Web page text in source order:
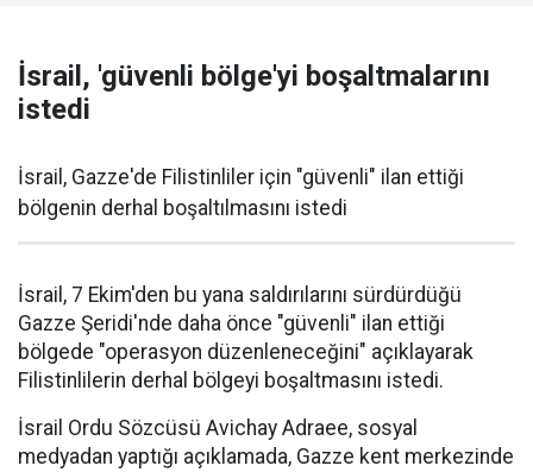
İsrail, 'güvenli bölge'yi boşaltmalarını
istedi
İsrail, Gazze'de Filistinliler için "güvenli" ilan ettiği
bölgenin derhal boşaltılmasını istedi
İsrail, 7 Ekim'den bu yana saldırılarını sürdürdüğü
Gazze Şeridi'nde daha önce "güvenli" ilan ettiği
bölgede "operasyon düzenleneceğini" açıklayarak
Filistinlilerin derhal bölgeyi boşaltmasını istedi.
İsrail Ordu Sözcüsü Avichay Adraee, sosyal
medyadan yaptığı açıklamada, Gazze kent merkezinde